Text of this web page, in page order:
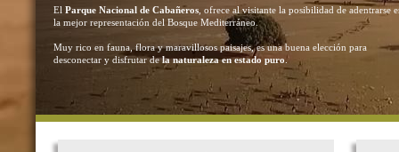
El Parque Nacional de Cabañeros , ofrece al visitante la posibilidad de adentrarse
la mejor representación del Bosque Mediterráneo.
Muy rico en fauna, flora y maravillosos paisajes, es una buena elección para
desconectar y disfrutar dela naturaleza en estado puro .